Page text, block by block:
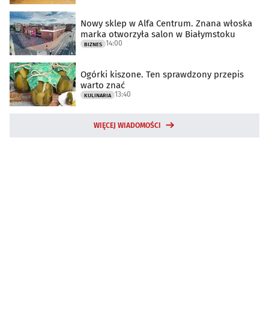
Nowy sklep w Alfa Centrum. Znana włoska
marka otworzyła salon w Białymstoku
BIZNES 14:00
Ogórki kiszone. Ten sprawdzony przepis
warto znać
KULINARIA 13:40
WIĘCEJ WIADOMOŚCI